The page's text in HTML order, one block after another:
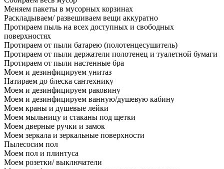
Меняем пакеты в мусорных корзинах
Раскладываем/ развешиваем вещи аккуратно
Протираем пыль на всех доступных и свободных
поверхностях
Протираем от пыли батарею (полотенцесушитель)
Протираем от пыли держатели полотенец и туалетной бумаги
Протираем от пыли настенные бра
Моем и дезинфицируем унитаз
Натираем до блеска сантехнику
Моем и дезинфицируем раковину
Моем и дезинфицируем ванную/душевую кабину
Моем краны и душевые лейки
Моем мыльницу и стаканы под щетки
Моем дверные ручки и замок
Моем зеркала и зеркальные поверхности
Пылесосим пол
Моем пол и плинтуса
Моем розетки/ выключатели